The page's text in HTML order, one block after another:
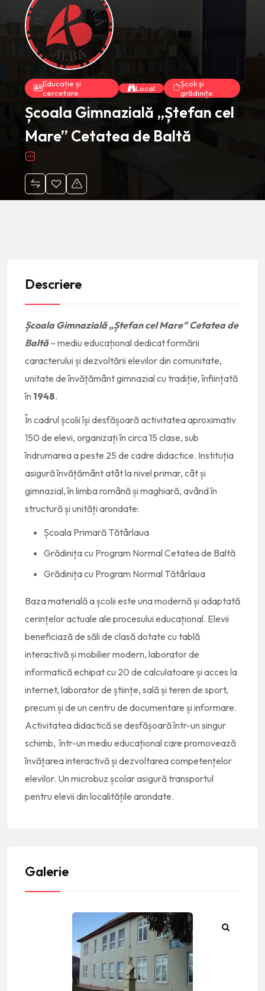
Educație și
cercetare
Local
Școli și
grădinițe
Școala Gimnazială „Ștefan cel
Mare” Cetatea de Baltă
Descriere
Școala Gimnazială „Ștefan cel Mare” Cetatea de
Baltă– mediu educațional dedicat formării
caracterului și dezvoltării elevilor din comunitate,
unitate de învățământ gimnazial cu tradiție, înființată
în 1948.
În cadrul școlii își desfășoară activitatea aproximativ
150 de elevi, organizați în circa 15 clase, sub
îndrumarea a peste 25 de cadre didactice. Instituția
asigură învățământ atât la nivel primar, cât și
gimnazial, în limba română și maghiară, având în
structură și unități arondate:
Școala Primară Tătârlaua
Grădinița cu Program Normal Cetatea de Baltă
Grădinița cu Program Normal Tătârlaua
Baza materială a școlii este una modernă și adaptată
cerințelor actuale ale procesului educațional. Elevii
beneficiază de săli de clasă dotate cu tablă
interactivă și mobilier modern, laborator de
informatică echipat cu 20 de calculatoare și acces la
internet, laborator de științe, sală și teren de sport,
precum și de un centru de documentare și informare.
Activitatea didactică se desfășoară într-un singur
schimb, într-un mediu educațional care promovează
învățarea interactivă și dezvoltarea competențelor
elevilor. Un microbuz școlar asigură transportul
pentru elevii din localitățile arondate.
Galerie